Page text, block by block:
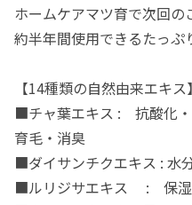
ホームケアマツ育で次回
約半年間使用できるたっぷ
【14種類の自然由来エキス】
■チャ葉エキス : 抗酸化・
育毛・消臭
■ダイサンチクエキス : 水
■ルリジサエキス : 保